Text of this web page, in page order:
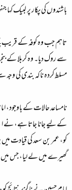
باشندوں کی پکار پر لبیک
تاہم جب وہ کوفہ کے قریب
سے روک دیا۔ وہ کربلا کے
مسلط کردہ ناکہ بندی کی وجہ
نامساعد حالات کے
کو، عمر بن سعد کی قیادت
گھیرے میں لے لیا، جس